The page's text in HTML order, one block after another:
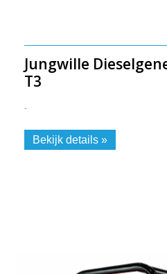
Jungwille
T3
-
Bekijk details »